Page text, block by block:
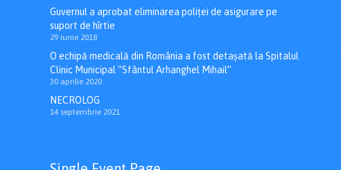
Guvernul a aprobat eliminarea poliței de asigurare pe
suport de hîrtie
29 iunie 2018
O echipă medicală din România a fost detașată la Spitalul
Clinic Municipal ”Sfântul Arhanghel Mihail”
30 aprilie 2020
NECROLOG
14 septembrie 2021